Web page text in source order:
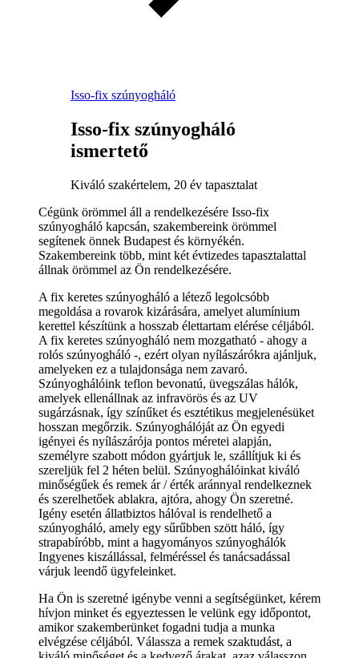
Isso-fix szúnyogháló
Isso-fix szúnyogháló
ismertető
Kiváló szakértelem, 20 év tapasztalat
Cégünk örömmel áll a rendelkezésére Isso-fix
szúnyogháló kapcsán, szakembereink örömmel
segítenek önnek Budapest és környékén.
Szakembereink több, mint két évtizedes tapasztalattal
állnak örömmel az Ön rendelkezésére.
A fix keretes szúnyogháló a létező legolcsóbb
megoldása a rovarok kizárására, amelyet alumínium
kerettel készítünk a hosszab élettartam elérése céljából.
A fix keretes szúnyogháló nem mozgatható - ahogy a
rolós szúnyogháló -, ezért olyan nyílászárókra ajánljuk,
amelyeken ez a tulajdonsága nem zavaró.
Szúnyoghálóink teflon bevonatú, üvegszálas hálók,
amelyek ellenállnak az infravörös és az UV
sugárzásnak, így színűket és esztétikus megjelenésüket
hosszan megőrzik. Szúnyoghálóját az Ön egyedi
igényei és nyílászárója pontos méretei alapján,
személyre szabott módon gyártjuk le, szállítjuk ki és
szereljük fel 2 héten belül. Szúnyoghálóinkat kiváló
minőségűek és remek ár / érték aránnyal rendelkeznek
és szerelhetőek ablakra, ajtóra, ahogy Ön szeretné.
Igény esetén állatbiztos hálóval is rendelhető a
szúnyogháló, amely egy sűrűbben szött háló, így
strapabíróbb, mint a hagyományos szúnyoghálók
Ingyenes kiszállással, felméréssel és tanácsadással
várjuk leendő ügyfeleinket.
Ha Ön is szeretné igénybe venni a segítségünket, kérem
hívjon minket és egyeztessen le velünk egy időpontot,
amikor szakemberünket fogadni tudja a munka
elvégzése céljából. Válassza a remek szaktudást, a